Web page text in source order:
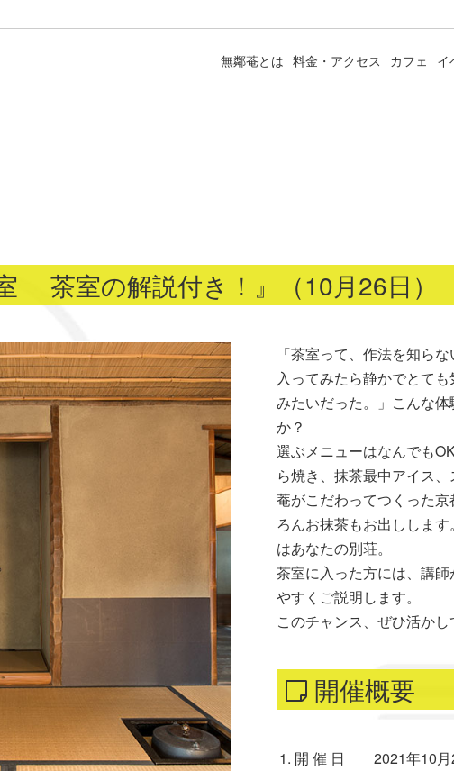
無鄰菴とは 料金・アクセス カフェ イ
茶室の解説付き！』（10月26日）
「茶室って、作法を知ら
入ってみたら静かでとて
みたいだった。」こんな
か？
選ぶメニューはなんでも
ら焼き、抹茶最中アイス
菴がこだわってつくった
ろんお抹茶もお出ししま
はあなたの別荘。
茶室に入った方には、講
やすくご説明します。
このチャンス、ぜひ活かし
開催概要
開 催 日 2021年10月